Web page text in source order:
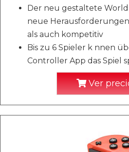
Der neu gestaltete
neue
als auch kompetitiv
Bis zu 6 Spieler k nnen
Controller App das Spiel
Ver